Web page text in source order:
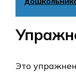
Это